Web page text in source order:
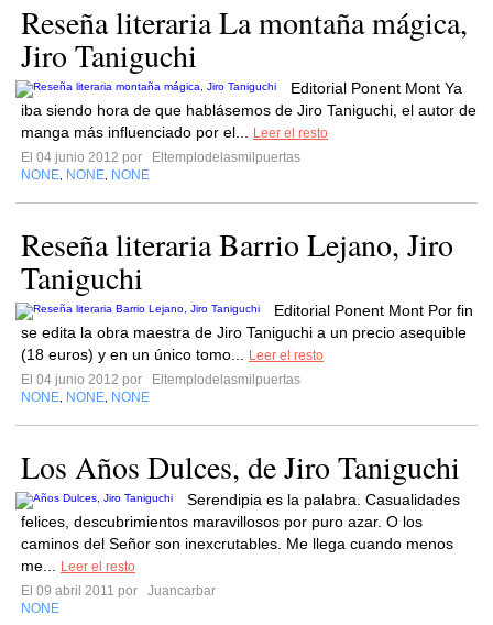
Reseña literaria La montaña mágica,
Jiro Taniguchi
Editorial Ponent Mont Ya
iba siendo hora de que hablásemos de Jiro Taniguchi, el autor de
manga más influenciado por el...
Leer el resto
El 04 junio 2012 por
Eltemplodelasmilpuertas
NONE NONE NONE
Reseña literaria Barrio Lejano, Jiro
Taniguchi
Editorial Ponent Mont Por fin
se edita la obra maestra de Jiro Taniguchi a un precio asequible
(18 euros) y en un único tomo...
Leer el resto
El 04 junio 2012 por
Eltemplodelasmilpuertas
NONE NONE NONE
Los Años Dulces, de Jiro Taniguchi
Serendipia es la palabra. Casualidades
felices, descubrimientos maravillosos por puro azar. O los
caminos del Señor son inexcrutables. Me llega cuando menos
me...
Leer el resto
El 09 abril 2011 por
Juancarbar
NONE